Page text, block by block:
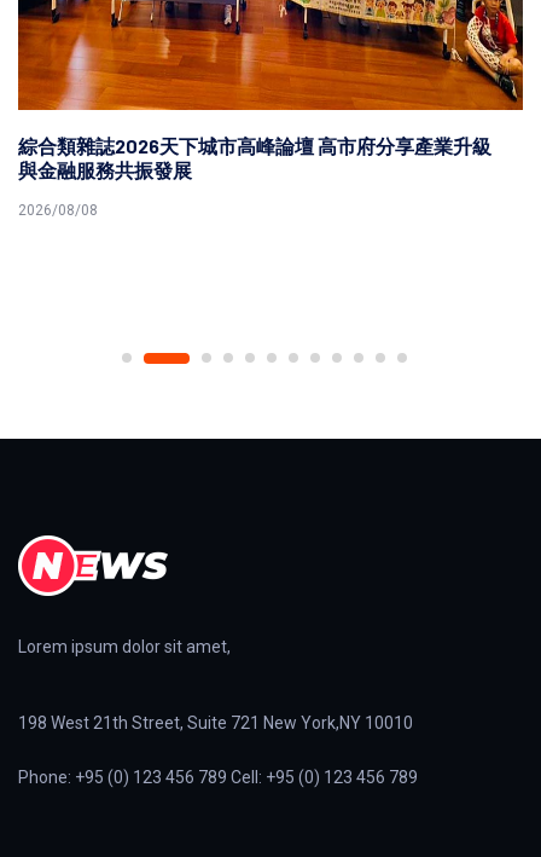
升級
Lorem ipsum dolor sit amet,
198 West 21th Street, Suite 721 New York,NY 10010
Phone: +95 (0) 123 456 789 Cell: +95 (0) 123 456 789